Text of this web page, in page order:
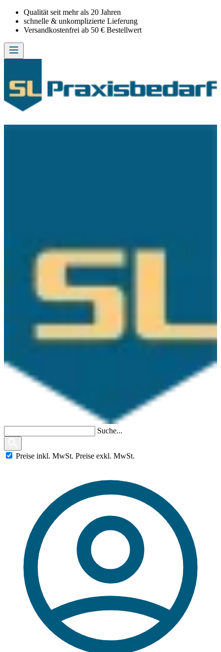
Qualität seit mehr als 20 Jahren
schnelle & unkomplizierte Lieferung
Versandkostenfrei ab 50 € Bestellwert
Suche...
Preise inkl. MwSt. Preise exkl. MwSt.